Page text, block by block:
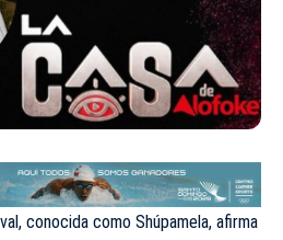
conocida como Shúpamela, afirma